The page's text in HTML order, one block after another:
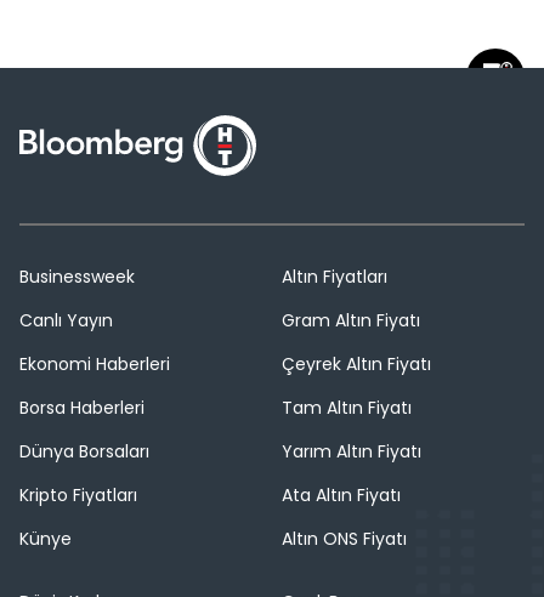
Businessweek
Canlı Yayın
Ekonomi Haberleri
Borsa Haberleri
Dünya Borsaları
Kripto Fiyatları
Künye
Altın Fiyatları
Gram Altın Fiyatı
Çeyrek Altın Fiyatı
Tam Altın Fiyatı
Yarım Altın Fiyatı
Ata Altın Fiyatı
Altın ONS Fiyatı